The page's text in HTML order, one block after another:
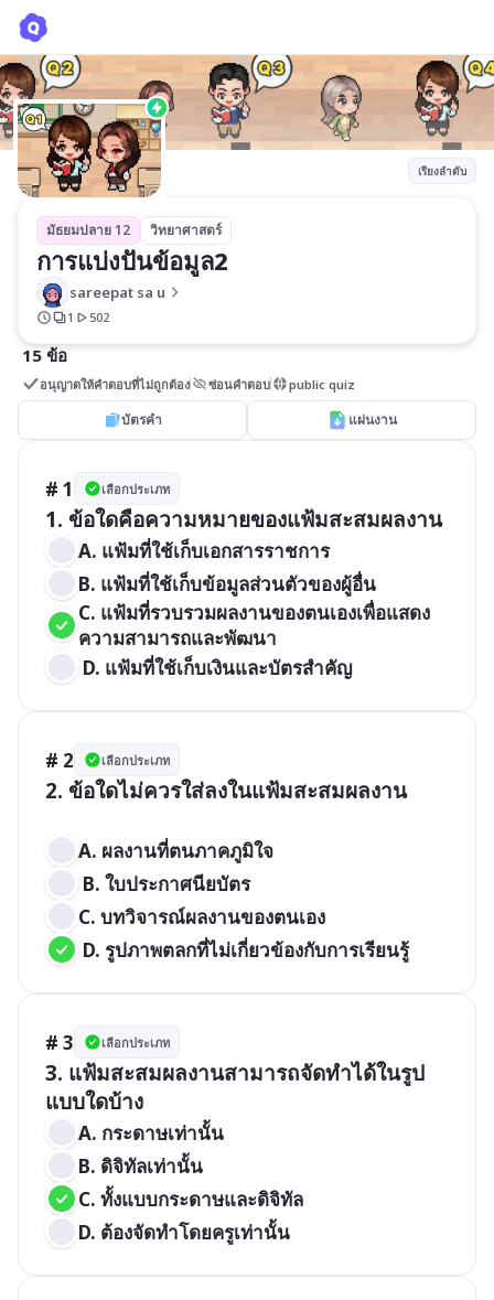
เรียงลำดับ
มัธยมปลาย 12 วิทยาศาสตร์
การแบ่งปันข้อมูล2
sareepat sa u
1 502
15 ข้อ
อนุญาตให้คำตอบที่ไม่ถูกต้อง ซ่อนคำตอบ public quiz
บัตรคำ แผ่นงาน
# 1 เลือกประเภท
A. แฟ้มที่ใช้เก็บเอกสารราชการ
B. แฟ้มที่ใช้เก็บข้อมูลส่วนตัวของผู้อื่น
C. แฟ้มที่รวบรวมผลงานของตนเองเพื่อแสดง
ความสามารถและพัฒนา
D. แฟ้มที่ใช้เก็บเงินและบัตรสำคัญ
# 2 เลือกประเภท
2. ข้อใดไม่ควรใส่ลงในแฟ้มสะสมผลงาน
A. ผลงานที่ตนภาคภูมิใจ
B. ใบประกาศนียบัตร
C. บทวิจารณ์ผลงานของตนเอง
D. รูปภาพตลกที่ไม่เกี่ยวข้องกับการเรียนรู้
# 3 เลือกประเภท
3. แฟ้มสะสมผลงานสามารถจัดทำได้ในรูป
A. กระดาษเท่านั้น
B. ดิจิทัลเท่านั้น
C. ทั้งแบบกระดาษและดิจิทัล
D. ต้องจัดทำโดยครูเท่านั้น